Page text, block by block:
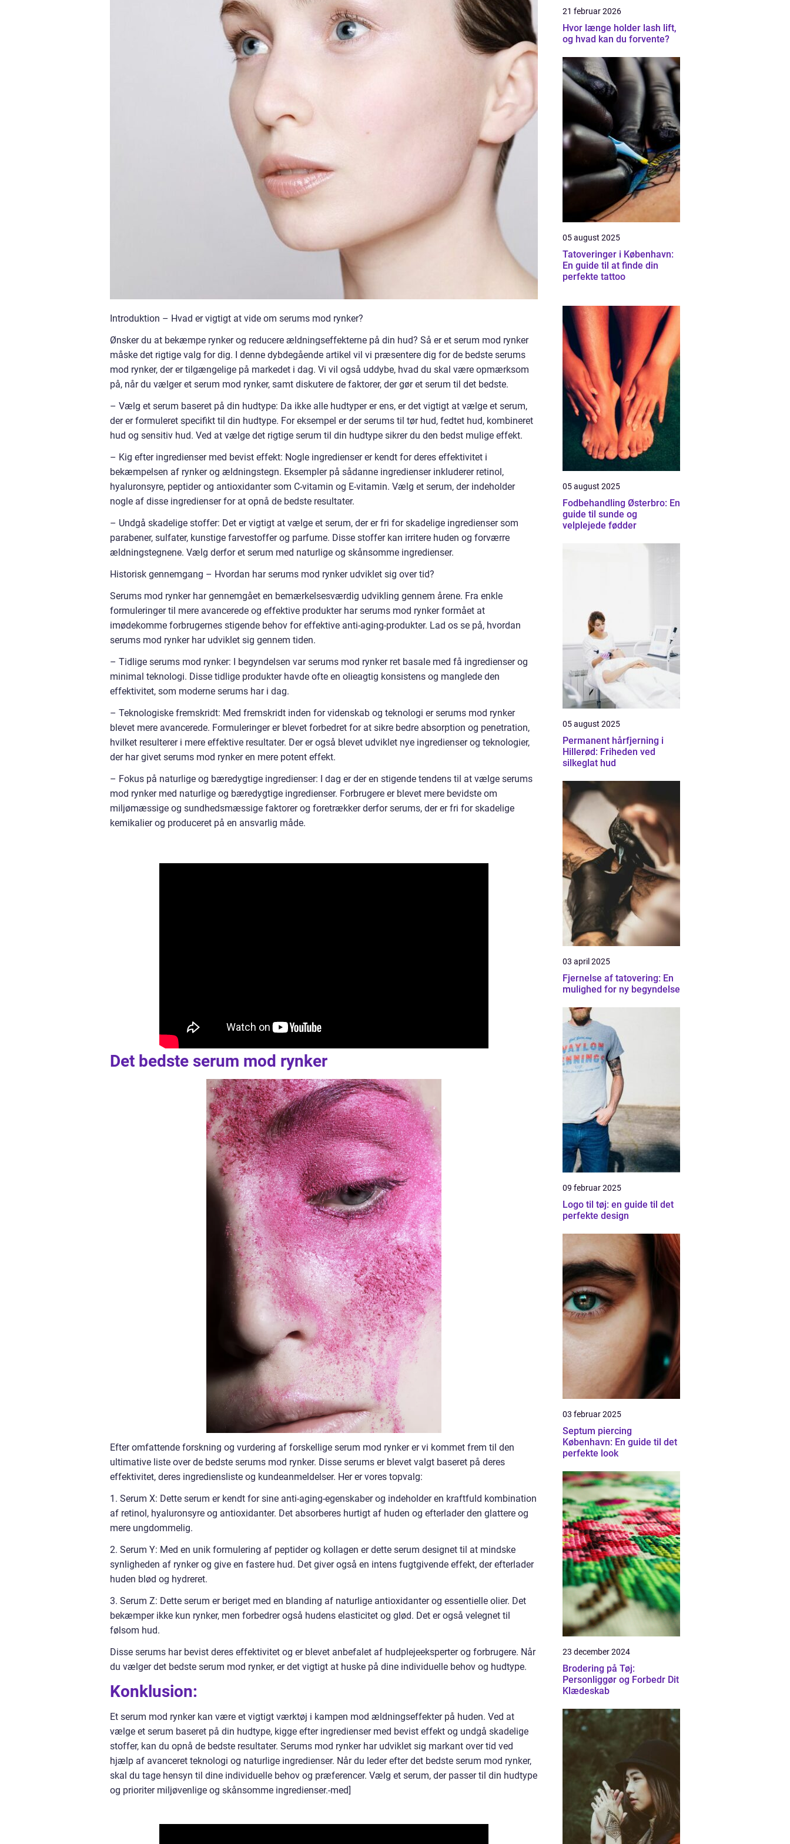
Introduktion – Hvad er vigtigt at vide om serums mod rynker?
Ønsker du at bekæmpe rynker og reducere ældningseffekterne på din hud? Så er et serum mod rynker
måske det rigtige valg for dig. I denne dybdegående artikel vil vi præsentere dig for de bedste serums
mod rynker, der er tilgængelige på markedet i dag. Vi vil også uddybe, hvad du skal være opmærksom
på, når du vælger et serum mod rynker, samt diskutere de faktorer, der gør et serum til det bedste.
– Vælg et serum baseret på din hudtype: Da ikke alle hudtyper er ens, er det vigtigt at vælge et serum,
der er formuleret specifikt til din hudtype. For eksempel er der serums til tør hud, fedtet hud, kombineret
hud og sensitiv hud. Ved at vælge det rigtige serum til din hudtype sikrer du den bedst mulige effekt.
– Kig efter ingredienser med bevist effekt: Nogle ingredienser er kendt for deres effektivitet i
bekæmpelsen af rynker og ældningstegn. Eksempler på sådanne ingredienser inkluderer retinol,
hyaluronsyre, peptider og antioxidanter som C-vitamin og E-vitamin. Vælg et serum, der indeholder
nogle af disse ingredienser for at opnå de bedste resultater.
– Undgå skadelige stoffer: Det er vigtigt at vælge et serum, der er fri for skadelige ingredienser som
parabener, sulfater, kunstige farvestoffer og parfume. Disse stoffer kan irritere huden og forværre
ældningstegnene. Vælg derfor et serum med naturlige og skånsomme ingredienser.
Historisk gennemgang – Hvordan har serums mod rynker udviklet sig over tid?
Serums mod rynker har gennemgået en bemærkelsesværdig udvikling gennem årene. Fra enkle
formuleringer til mere avancerede og effektive produkter har serums mod rynker formået at
imødekomme forbrugernes stigende behov for effektive anti-aging-produkter. Lad os se på, hvordan
serums mod rynker har udviklet sig gennem tiden.
– Tidlige serums mod rynker: I begyndelsen var serums mod rynker ret basale med få ingredienser og
minimal teknologi. Disse tidlige produkter havde ofte en olieagtig konsistens og manglede den
effektivitet, som moderne serums har i dag.
– Teknologiske fremskridt: Med fremskridt inden for videnskab og teknologi er serums mod rynker
blevet mere avancerede. Formuleringer er blevet forbedret for at sikre bedre absorption og penetration,
hvilket resulterer i mere effektive resultater. Der er også blevet udviklet nye ingredienser og teknologier,
der har givet serums mod rynker en mere potent effekt.
– Fokus på naturlige og bæredygtige ingredienser: I dag er der en stigende tendens til at vælge serums
mod rynker med naturlige og bæredygtige ingredienser. Forbrugere er blevet mere bevidste om
miljømæssige og sundhedsmæssige faktorer og foretrækker derfor serums, der er fri for skadelige
kemikalier og produceret på en ansvarlig måde.
Det bedste serum mod rynker
Efter omfattende forskning og vurdering af forskellige serum mod rynker er vi kommet frem til den
ultimative liste over de bedste serums mod rynker. Disse serums er blevet valgt baseret på deres
effektivitet, deres ingrediensliste og kundeanmeldelser. Her er vores topvalg:
1. Serum X: Dette serum er kendt for sine anti-aging-egenskaber og indeholder en kraftfuld kombination
af retinol, hyaluronsyre og antioxidanter. Det absorberes hurtigt af huden og efterlader den glattere og
mere ungdommelig.
2. Serum Y: Med en unik formulering af peptider og kollagen er dette serum designet til at mindske
synligheden af rynker og give en fastere hud. Det giver også en intens fugtgivende effekt, der efterlader
huden blød og hydreret.
3. Serum Z: Dette serum er beriget med en blanding af naturlige antioxidanter og essentielle olier. Det
bekæmper ikke kun rynker, men forbedrer også hudens elasticitet og glød. Det er også velegnet til
følsom hud.
Disse serums har bevist deres effektivitet og er blevet anbefalet af hudplejeeksperter og forbrugere. Når
du vælger det bedste serum mod rynker, er det vigtigt at huske på dine individuelle behov og hudtype.
Konklusion:
Et serum mod rynker kan være et vigtigt værktøj i kampen mod ældningseffekter på huden. Ved at
vælge et serum baseret på din hudtype, kigge efter ingredienser med bevist effekt og undgå skadelige
stoffer, kan du opnå de bedste resultater. Serums mod rynker har udviklet sig markant over tid ved
hjælp af avanceret teknologi og naturlige ingredienser. Når du leder efter det bedste serum mod rynker,
skal du tage hensyn til dine individuelle behov og præferencer. Vælg et serum, der passer til din hudtype
og prioriter miljøvenlige og skånsomme ingredienser.-med]
21 februar 2026
Hvor længe holder lash lift,
og hvad kan du forvente?
05 august 2025
Tatoveringer i København:
En guide til at finde din
perfekte tattoo
05 august 2025
Fodbehandling Østerbro: En
guide til sunde og
velplejede fødder
05 august 2025
Permanent hårfjerning i
Hillerød: Friheden ved
silkeglat hud
03 april 2025
Fjernelse af tatovering: En
mulighed for ny begyndelse
09 februar 2025
Logo til tøj: en guide til det
perfekte design
03 februar 2025
Septum piercing
København: En guide til det
perfekte look
23 december 2024
Brodering på Tøj:
Personliggør og Forbedr Dit
Klædeskab